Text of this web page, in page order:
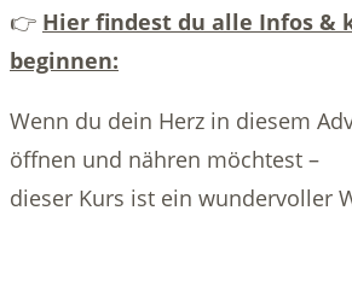
👉 Hier findest du alle Infos &
beginnen:
Wenn du dein Herz in diesem
öffnen und nähren möchtest –
dieser Kurs ist ein wundervoller